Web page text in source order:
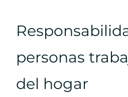
personas
del hogar